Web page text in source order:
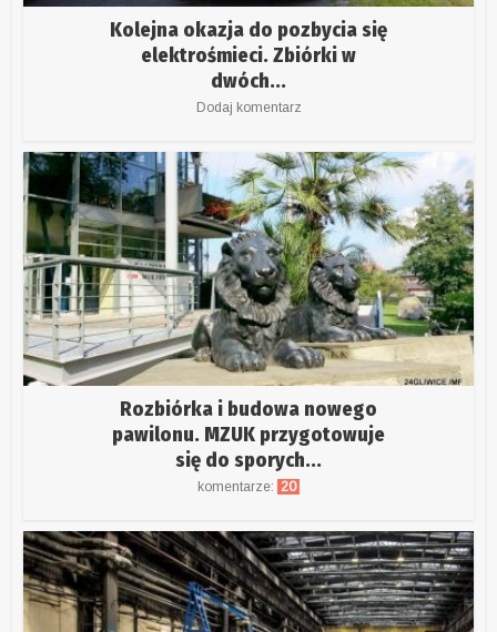
Kolejna okazja do pozbycia się
elektrośmieci. Zbiórki w
dwóch...
Dodaj komentarz
Rozbiórka i budowa nowego
pawilonu. MZUK przygotowuje
się do sporych...
komentarze: 20